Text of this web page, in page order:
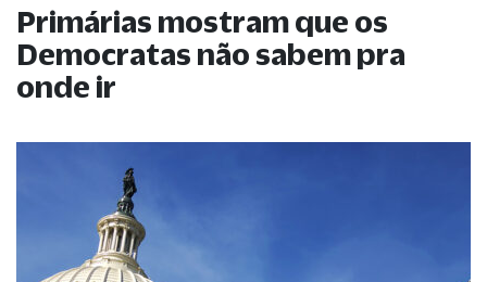
Primárias mostram que os
Democratas não sabem pra
onde ir